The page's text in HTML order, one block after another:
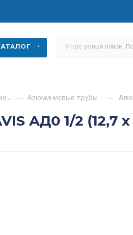
— Алюминиевые трубы —
АД0 1/2 (12,7